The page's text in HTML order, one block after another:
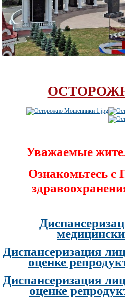
Уважаемые
Ознакомьтесь
Диспансеризация
оценке
Диспансеризация
оценке